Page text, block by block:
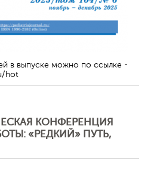
в выпуске можно по ссылке -
hot
КОНФЕРЕНЦИЯ
«РЕДКИЙ» ПУТЬ,